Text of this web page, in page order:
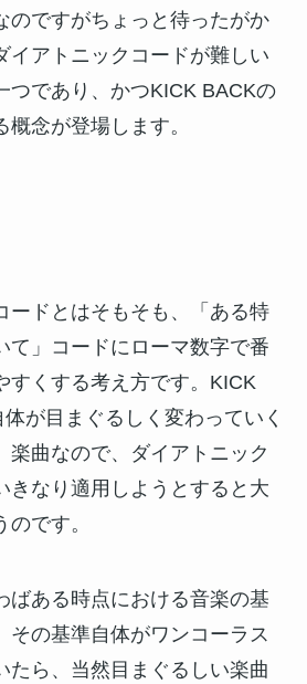
のですがちょっと待ったがか
イアトニックコードが難しい
つであり、かつKICK BACKの
念が登場します。
ドとはそもそも、「ある特
て」コードにローマ数字で番
すくする考え方です。KICK
が目まぐるしく変わっていく
楽曲なので、ダイアトニック
きなり適用しようとすると大
です。
ばある時点における音楽の基
その基準自体がワンコーラス
たら、当然目まぐるしい楽曲